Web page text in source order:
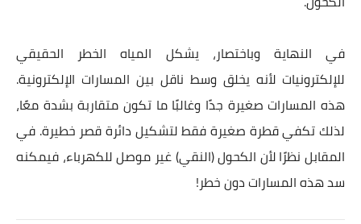
في النهاية وباختصار، يشكل المياه الخطر الحقيقي
للإلكترونيات لأنه يخلق وسط ناقل بين المسارات الإلكترونية.
هذه المسارات صغيرة جدًا وغالبًا ما تكون متقاربة بشدة معًا،
لذلك تكفي قطرة صغيرة فقط لتشكيل دائرة قصر خطيرة. في
المقابل نظرًا لأن الكحول (النقي) غير موصل للكهرباء، فيمكنه
سد هذه المسارات دون خطر!